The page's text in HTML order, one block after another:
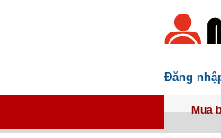
Đăng
Mua